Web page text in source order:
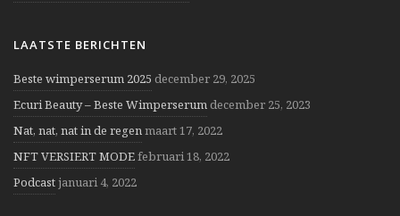
LAATSTE BERICHTEN
Beste wimperserum 2025 december 29, 2025
Ecuri Beauty – Beste Wimperserum december 25, 2023
Nat, nat, nat in de regenmaart 17, 2022
NFT VERSIERT MODEfebruari 18, 2022
Podcastjanuari 4, 2022